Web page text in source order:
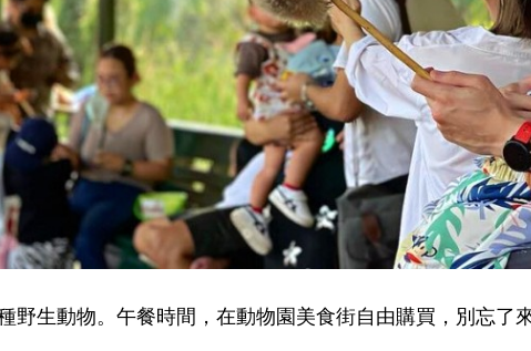
野生動物。午餐時間，在動物園美食街自由購買，別忘了